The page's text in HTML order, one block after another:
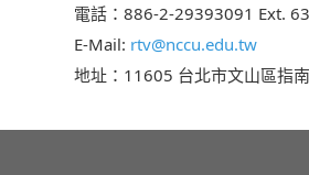
電話：886-2-29393091 Ext.
E-Mail: rtv@nccu.edu.tw
地址：11605 台北市文山區指